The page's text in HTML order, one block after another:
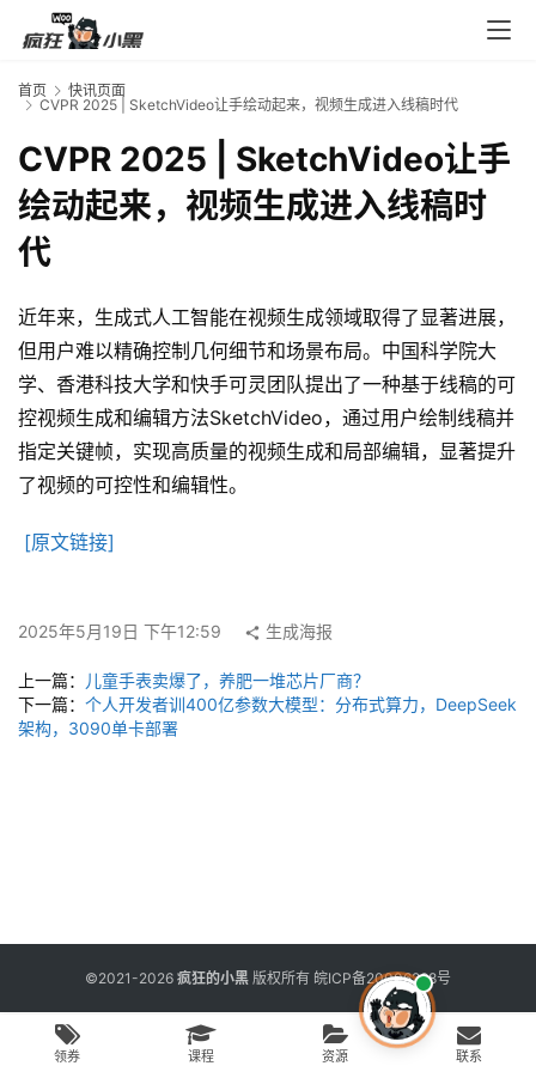
口
券
码
中
心
资
源
宝
库
用
博
客
首页
快讯页面
CVPR 2025 | SketchVideo让手绘动起来，视频生成进入线稿时代
CVPR 2025 | SketchVideo让手
绘动起来，视频生成进入线稿时
代
近年来，生成式人工智能在视频生成领域取得了显著进展，
但用户难以精确控制几何细节和场景布局。中国科学院大
学、香港科技大学和快手可灵团队提出了一种基于线稿的可
控视频生成和编辑方法SketchVideo，通过用户绘制线稿并
指定关键帧，实现高质量的视频生成和局部编辑，显著提升
了视频的可控性和编辑性。
[原文链接]
2025年5月19日 下午12:59 生成海报
上一篇：
儿童手表卖爆了，养肥一堆芯片厂商？
下一篇： 个人开发者训400亿参数大模型：分布式算力，DeepSeek
架构，3090单卡部署
©2021-2026 疯狂的小黑 版权所有 皖ICP备20006298号
领券 课程 资源 联系